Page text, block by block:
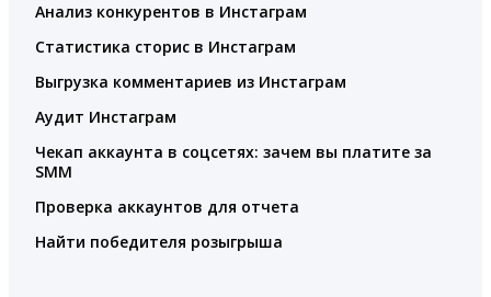
Анализ конкурентов в Инстаграм
Статистика сторис в Инстаграм
Выгрузка комментариев из Инстаграм
Аудит Инстаграм
Чекап аккаунта в соцсетях: зачем вы платите за
SMM
Проверка аккаунтов для отчета
Найти победителя розыгрыша